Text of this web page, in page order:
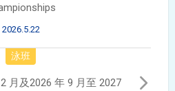
2026.5.22
泳班
月及2026 年 9 月至 2027